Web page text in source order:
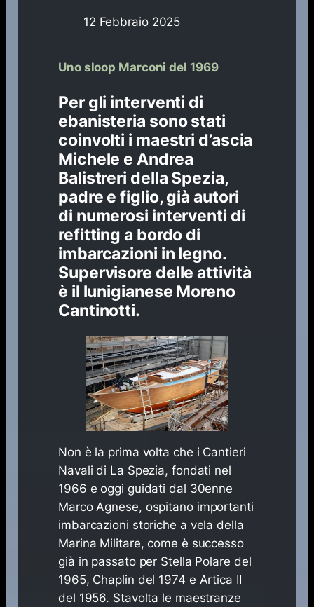
12 Febbraio 2025
Uno sloop Marconi del 1969
Per gli interventi di
ebanisteria sono stati
coinvolti i maestri d’ascia
Michele e Andrea
Balistreri della Spezia,
padre e figlio, già autori
di numerosi interventi di
refitting a bordo di
imbarcazioni in legno.
Supervisore delle attività
è il lunigianese Moreno
Cantinotti.
Non è la prima volta che i Cantieri
Navali di La Spezia, fondati nel
1966 e oggi guidati dal 30enne
Marco Agnese, ospitano importanti
imbarcazioni storiche a vela della
Marina Militare, come è successo
già in passato per Stella Polare del
1965, Chaplin del 1974 e Artica II
del 1956. Stavolta le maestranze